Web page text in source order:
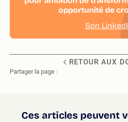
opportunité de
Son
RETOUR AUX
Partager la page :
Ces articles peuvent